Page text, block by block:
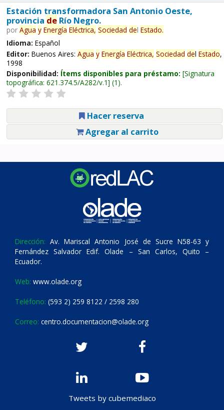
Estación transformadora San Antonio Oeste,
provincia deRío Negro.
por Agua y Energía Eléctrica, Sociedad del Estado.
Idioma: Español
Editor: Buenos Aires: Agua y Energía Eléctrica, Sociedad del Estado,
1998
Disponibilidad: Ítems disponibles para préstamo: Signatura
topográfica: 621.374.5/A282/v.1 (1).
Hacer reserva
Agregar al carrito
Dirección: Av. Mariscal Antonio José de Sucre N58-63 y
Fernández Salvador Edif. Olade – San Carlos, Quito –
Ecuador.
Web: www.olade.org
Teléfono: (593 2) 259 8122 / 2598 280
Correo: centro.documentacion@olade.org
Tweets by cubemediaco